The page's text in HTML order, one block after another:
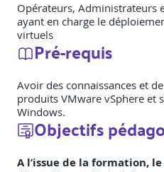
Opérateurs, Administrateurs
ayant en charge le
virtuels
Pré-requis
Avoir des connaissances et
produits VMware vSphere et
Windows.
Objectifs
A l’issue de la formation,